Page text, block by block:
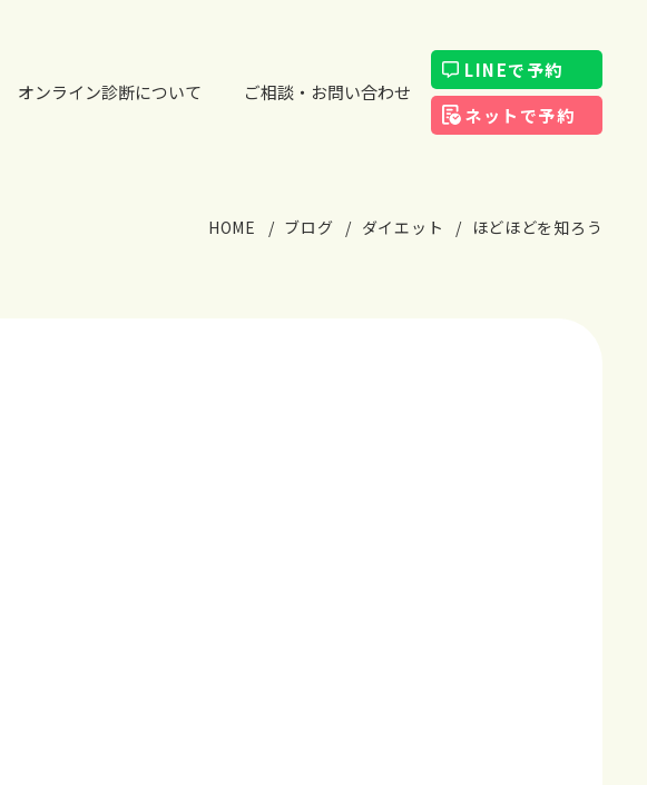
オンライン診断について ご相談・お問い合わせ
LINEで予約
ネットで予約
HOME ブログ ダイエット ほどほどを知ろう